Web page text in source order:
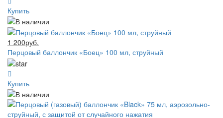
Купить
1 200руб.
Перцовый баллончик «Боец» 100 мл, струйный
Купить